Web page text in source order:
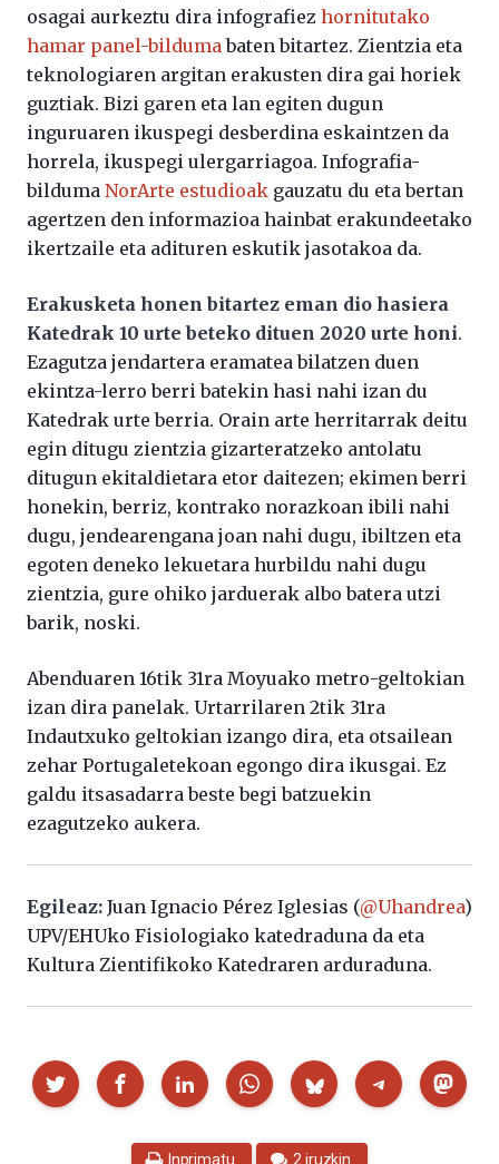
osagai aurkeztu dira infografiez hornitutako
hamar panel-bilduma baten bitartez. Zientzia eta
teknologiaren argitan erakusten dira gai horiek
guztiak. Bizi garen eta lan egiten dugun
inguruaren ikuspegi desberdina eskaintzen da
horrela, ikuspegi ulergarriagoa. Infografia-
bilduma NorArte estudioak gauzatu du eta bertan
agertzen den informazioa hainbat erakundeetako
ikertzaile eta adituren eskutik jasotakoa da.
Erakusketa honen bitartez eman dio hasiera
Katedrak 10 urte beteko dituen 2020 urte honi.
Ezagutza jendartera eramatea bilatzen duen
ekintza-lerro berri batekin hasi nahi izan du
Katedrak urte berria. Orain arte herritarrak deitu
egin ditugu zientzia gizarteratzeko antolatu
ditugun ekitaldietara etor daitezen; ekimen berri
honekin, berriz, kontrako norazkoan ibili nahi
dugu, jendearengana joan nahi dugu, ibiltzen eta
egoten deneko lekuetara hurbildu nahi dugu
zientzia, gure ohiko jarduerak albo batera utzi
barik, noski.
Abenduaren 16tik 31ra Moyuako metro-geltokian
izan dira panelak. Urtarrilaren 2tik 31ra
Indautxuko geltokian izango dira, eta otsailean
zehar Portugaletekoan egongo dira ikusgai. Ez
galdu itsasadarra beste begi batzuekin
ezagutzeko aukera.
Egileaz: Juan Ignacio Pérez Iglesias (@Uhandrea)
UPV/EHUko Fisiologiako katedraduna da eta
Kultura Zientifikoko Katedraren arduraduna.
Partekatu
Inprimatu 2 iruzkin